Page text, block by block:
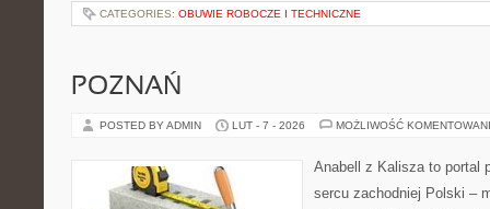
CATEGORIES: OBUWIE ROBOCZE I TECHNICZNE
POZNAŃ
POSTED BY ADMIN LUT - 7 - 2026 MOŻLIWOŚĆ
Anabell z Kalisza to portal
sercu zachodniej Polski –